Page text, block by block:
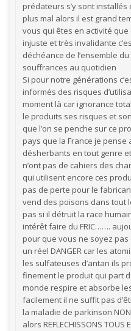
prédateurs s’y sont installés
plus mal alors il est grand
vous qui êtes en activité
injuste et très invalidante
déchéance de l’ensemble
souffrances au quotidien
Si pour notre générations
informés des risques
moment là car ignorance
le produits ses risques et
que l’on se penche sur ce
pays que la France je
désherbants en tout genre
n’ont pas de cahiers des
qui utilisent encore ces
pas de perte pour le
vend des poisons dans tout
pas si il détruit la race
intérêt faire du FRIC…….
pour que vous ne soyez
un réel DANGER car les
les sulfateuses d’antan ils
finement le produit qui part
monde respire et absorbe
facilement il ne suffit pas
la maladie de parkinson
alors REFLECHISSONS TOUS